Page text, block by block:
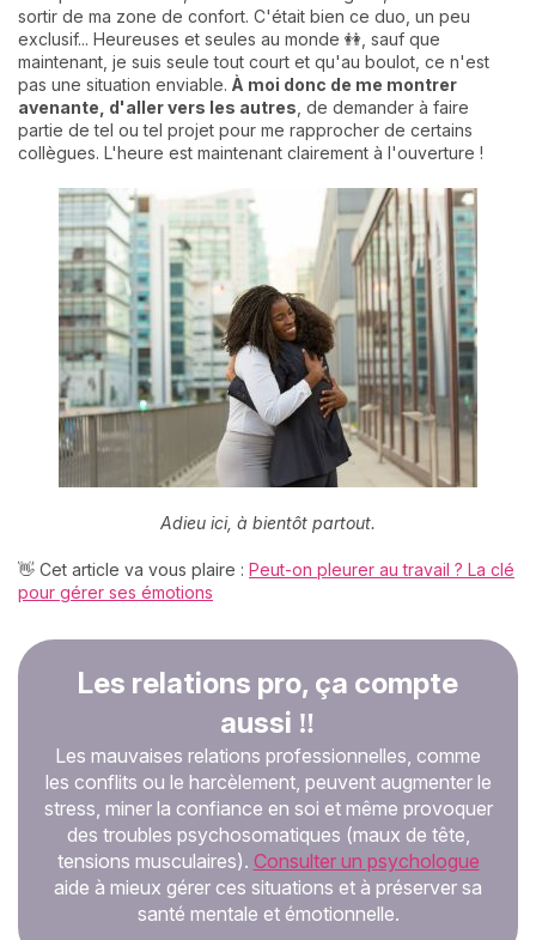
sortir de ma zone de confort. C'était bien ce duo, un peu
exclusif... Heureuses et seules au monde 👭, sauf que
maintenant, je suis seule tout court et qu'au boulot, ce n'est
pas une situation enviable. À moi donc de me montrer
avenante, d'aller vers les autres, de demander à faire
partie de tel ou tel projet pour me rapprocher de certains
collègues. L'heure est maintenant clairement à l'ouverture !
Adieu ici, à bientôt partout.
👋 Cet article va vous plaire : Peut-on pleurer au travail ? La clé
pour gérer ses émotions
Les relations pro, ça compte
aussi ‼️
Les mauvaises relations professionnelles, comme
les conflits ou le harcèlement, peuvent augmenter le
stress, miner la confiance en soi et même provoquer
des troubles psychosomatiques (maux de tête,
tensions musculaires). Consulter un psychologue
aide à mieux gérer ces situations et à préserver sa
santé mentale et émotionnelle.